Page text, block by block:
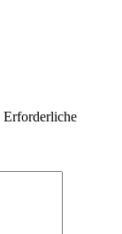
Erforderliche